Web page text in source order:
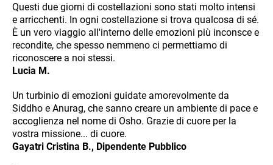
Questi due giorni di costellazioni sono stati molto intensi
e arricchenti. In ogni costellazione si trova qualcosa di sé.
È un vero viaggio all'interno delle emozioni più inconsce e
recondite, che spesso nemmeno ci permettiamo di
riconoscere a noi stessi.
Lucia M.
Un turbinio di emozioni guidate amorevolmente da
Siddho e Anurag, che sanno creare un ambiente di pace e
accoglienza nel nome di Osho. Grazie di cuore per la
vostra missione... di cuore.
Gayatri Cristina B., Dipendente Pubblico